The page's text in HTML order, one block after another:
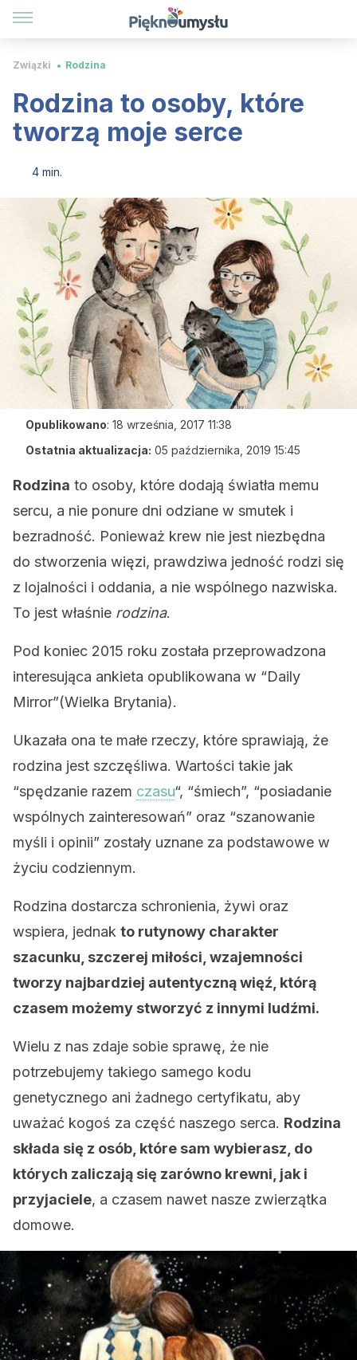
Związki Rodzina
Rodzina to osoby, które
tworzą moje serce
4 min.
Opublikowano: 18 września, 2017 11:38
Ostatnia aktualizacja: 05 października, 2019 15:45
Rodzina to osoby, które dodają światła memu
sercu, a nie ponure dni odziane w smutek i
bezradność. Ponieważ krew nie jest niezbędna
do stworzenia więzi, prawdziwa jedność rodzi się
z lojalności i oddania, a nie wspólnego nazwiska.
To jest właśnie rodzina.
Pod koniec 2015 roku została przeprowadzona
interesująca ankieta opublikowana w “Daily
Mirror”(Wielka Brytania).
Ukazała ona te małe rzeczy, które sprawiają, że
rodzina jest szczęśliwa. Wartości takie jak
“spędzanie razem czasu“, “śmiech”, “posiadanie
wspólnych zainteresowań” oraz “szanowanie
myśli i opinii” zostały uznane za podstawowe w
życiu codziennym.
Rodzina dostarcza schronienia, żywi oraz
wspiera, jednak to rutynowy charakter
szacunku, szczerej miłości, wzajemności
tworzy najbardziej autentyczną więź, którą
czasem możemy stworzyć z innymi ludźmi.
Wielu z nas zdaje sobie sprawę, że nie
potrzebujemy takiego samego kodu
genetycznego ani żadnego certyfikatu, aby
uważać kogoś za część naszego serca. Rodzina
składa się z osób, które sam wybierasz, do
których zaliczają się zarówno krewni, jak i
przyjaciele, a czasem nawet nasze zwierzątka
domowe.